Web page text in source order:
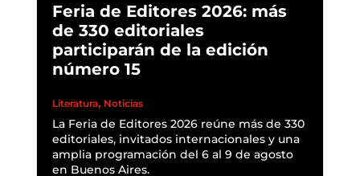
Feria de Editores 2026: más
de 330 editoriales
participarán de la edición
número 15
Literatura, Noticias
La Feria de Editores 2026 reúne más de 330
editoriales, invitados internacionales y una
amplia programación del 6 al 9 de agosto
en Buenos Aires.